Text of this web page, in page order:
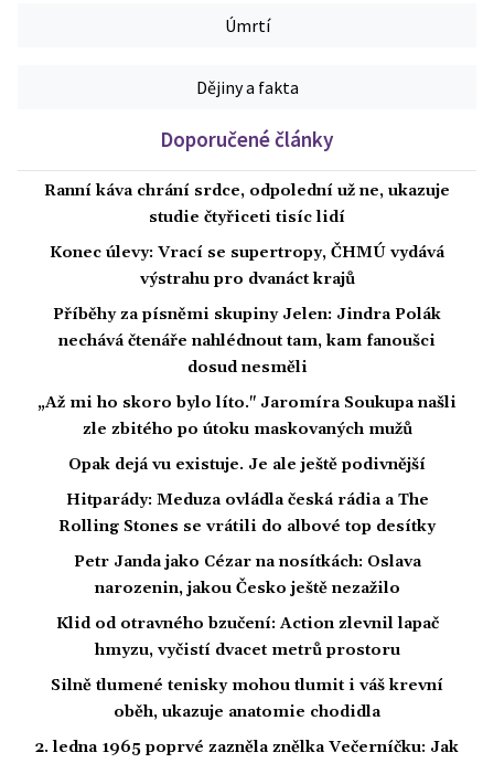
Úmrtí
Dějiny a fakta
Doporučené články
Ranní káva chrání srdce, odpolední už ne, ukazuje
studie čtyřiceti tisíc lidí
Konec úlevy: Vrací se supertropy, ČHMÚ vydává
výstrahu pro dvanáct krajů
Příběhy za písněmi skupiny Jelen: Jindra Polák
nechává čtenáře nahlédnout tam, kam fanoušci
dosud nesměli
„Až mi ho skoro bylo líto." Jaromíra Soukupa našli
zle zbitého po útoku maskovaných mužů
Opak dejá vu existuje. Je ale ještě podivnější
Hitparády: Meduza ovládla česká rádia a The
Rolling Stones se vrátili do albové top desítky
Petr Janda jako Cézar na nosítkách: Oslava
narozenin, jakou Česko ještě nezažilo
Klid od otravného bzučení: Action zlevnil lapač
hmyzu, vyčistí dvacet metrů prostoru
Silně tlumené tenisky mohou tlumit i váš krevní
oběh, ukazuje anatomie chodidla
2. ledna 1965 poprvé zazněla znělka Večerníčku: Jak